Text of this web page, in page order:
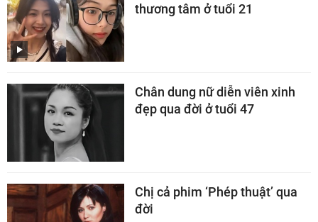
thương tâm ở tuổi 21
Chân dung nữ diễn viên xinh
đẹp qua đời ở tuổi 47
Chị cả phim ‘Phép thuật’ qua
đời